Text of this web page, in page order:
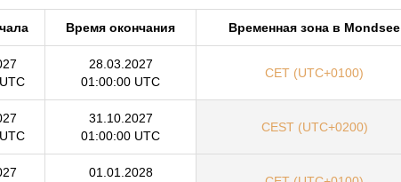
Время окончания Временная зона в Mondsee
28.03.2027
01:00:00 UTC
CET (UTC+0100)
31.10.2027
01:00:00 UTC
CEST (UTC+0200)
01.01.2028